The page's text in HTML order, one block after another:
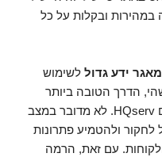
במהירות ובקלות על כל
ידע גדול לשימוש
הדרך הטובה ביותר
לקבל תמיכה היא ליצור קשר ישיר עם HQserv. לא מדובר במצב
לחקור ולהטמיע פתרונות
עם זאת, הרמה